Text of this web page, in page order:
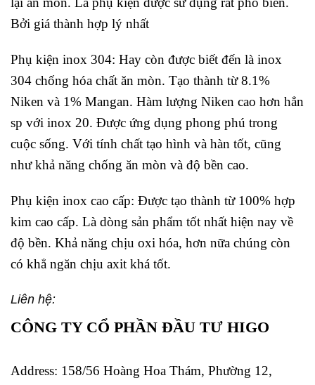
Bởi giá thành hợp lý nhất
Phụ kiện inox 304: Hay còn được biết đến là inox
304 chống hóa chất ăn mòn. Tạo thành từ 8.1%
Niken và 1% Mangan. Hàm lượng Niken cao hơn hẳn
sp với inox 20. Được ứng dụng phong phú trong
cuộc sống. Với tính chất tạo hình và hàn tốt, cũng
như khả năng chống ăn mòn và độ bền cao.
Phụ kiện inox cao cấp: Được tạo thành từ 100% hợp
kim cao cấp. Là dòng sản phẩm tốt nhất hiện nay về
độ bền. Khả năng chịu oxi hóa, hơn nữa chúng còn
có khẳ ngăn chịu axit khá tốt.
Liên hệ:
CÔNG TY CỔ PHẦN ĐẦU TƯ HIGO
Address: 158/56 Hoàng Hoa Thám, Phường 12,